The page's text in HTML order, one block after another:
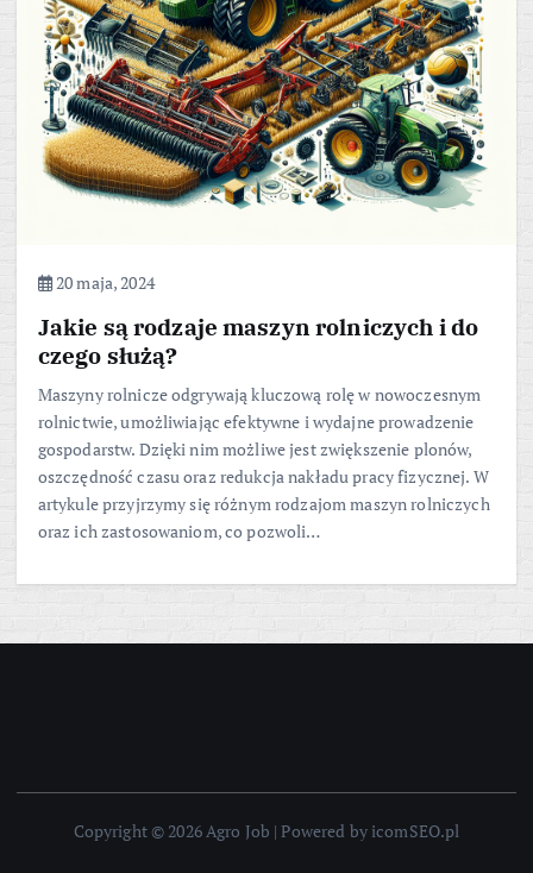
20 maja, 2024
Jakie są rodzaje maszyn rolniczych i do
czego służą?
Maszyny rolnicze odgrywają kluczową rolę w nowoczesnym
rolnictwie, umożliwiając efektywne i wydajne prowadzenie
gospodarstw. Dzięki nim możliwe jest zwiększenie plonów,
oszczędność czasu oraz redukcja nakładu pracy fizycznej. W
artykule przyjrzymy się różnym rodzajom maszyn rolniczych
oraz ich zastosowaniom, co pozwoli…
Copyright © 2026 Agro Job | Powered by icomSEO.pl